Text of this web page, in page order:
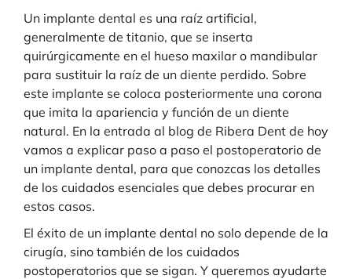
Un implante dental es una raíz artificial,
generalmente de titanio, que se inserta
quirúrgicamente en el hueso maxilar o mandibular
para sustituir la raíz de un diente perdido. Sobre
este implante se coloca posteriormente una corona
que imita la apariencia y función de un diente
natural. En la entrada al blog de Ribera Dent de hoy
vamos a explicar paso a paso el postoperatorio de
un implante dental, para que conozcas los detalles
de los cuidados esenciales que debes procurar en
estos casos.
El éxito de un implante dental no solo depende de la
cirugía, sino también de los cuidados
postoperatorios que se sigan. Y queremos ayudarte